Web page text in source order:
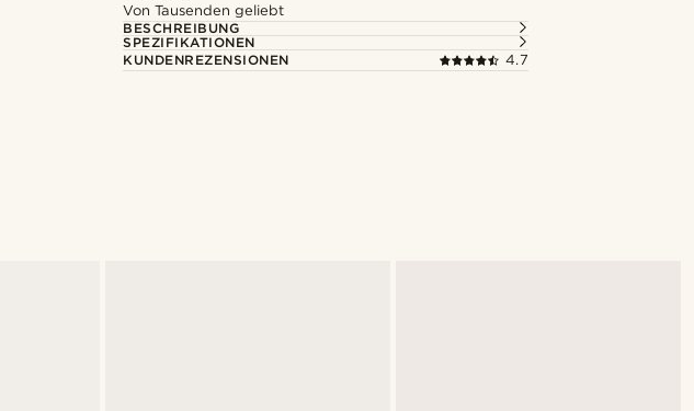
Von Tausenden geliebt
BESCHREIBUNG
SPEZIFIKATIONEN
KUNDENREZENSIONEN
4.7